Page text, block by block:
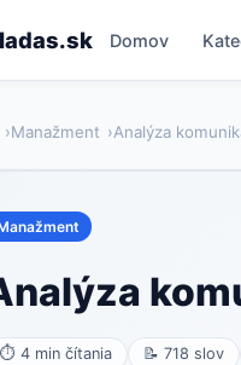
Domov
Manažment Analýza
⏱ 4 min čítania 📝 718 slov